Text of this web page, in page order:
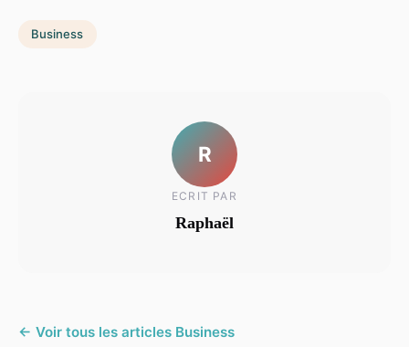
Business
R
ECRIT PAR
Raphaël
← Voir tous les articles Business